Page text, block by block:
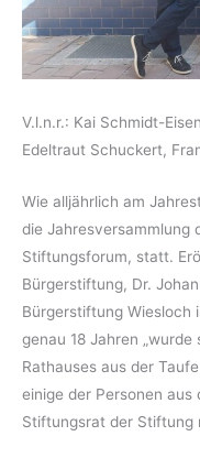
V.l.n.r.: Kai Schmidt-
Edeltraut Schuckert,
Wie alljährlich am
die Jahresversammlung
Stiftungsforum, statt.
Bürgerstiftung, Dr.
Bürgerstiftung Wiesloch
genau 18 Jahren
Rathauses aus der
einige der Personen aus
Stiftungsrat der Stiftung